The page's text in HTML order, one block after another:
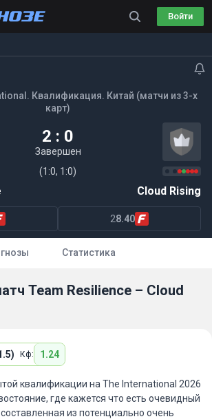
Войти
Квалификация. Китай (матчи из 3-х
карт)
2 : 0
Завершен
(1:0, 1:0)
Cloud Rising
28.40
Статистика
Team Resilience – Cloud
Кф: 1.24
квалификации на The International 2026
где кажется что есть очевидный
из потенциально очень